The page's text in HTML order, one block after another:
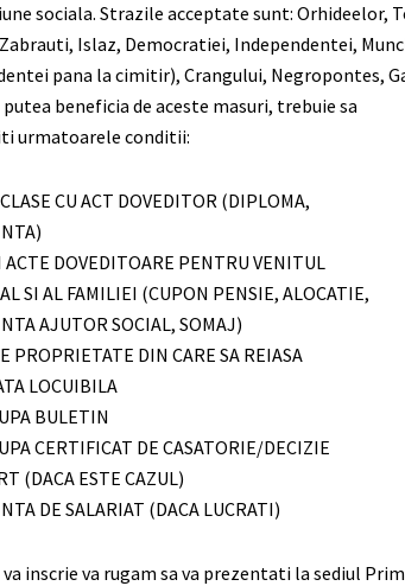
sociala. Strazile acceptate sunt: Orhideelor,
Islaz, Democratiei, Independentei,
pana la cimitir), Crangului, Negropontes,
beneficia de aceste masuri, trebuie sa
urmatoarele conditii:
CU ACT DOVEDITOR (DIPLOMA,
ACTE DOVEDITOARE PENTRU VENITUL
SI AL FAMILIEI (CUPON PENSIE, ALOCATIE,
AJUTOR SOCIAL, SOMAJ)
PROPRIETATE DIN CARE SA REIASA
LOCUIBILA
BULETIN
CERTIFICAT DE CASATORIE/DECIZIE
(DACA ESTE CAZUL)
DE SALARIAT (DACA LUCRATI)
inscrie va rugam sa va prezentati la sediul